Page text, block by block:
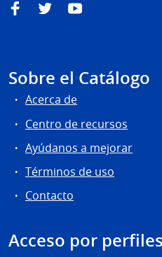
FacebookTwitterYouTube
Sobre el Catálogo
Acerca de
Centro de recursos
Ayúdanos a mejorar
Términos de uso
Contacto
Acceso por perfiles